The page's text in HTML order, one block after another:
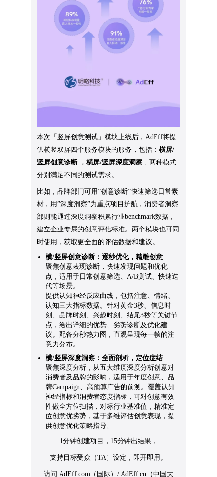
本次「竖屏创意测试」模块上线后，AdEff将提
供横竖双屏四个服务模块的服务，包括：横屏/
竖屏创意诊断 ，横屏/竖屏深度洞察 ，两种模式
分别满足不同的测试需求。
比如，品牌部门可用”创意诊断”快速筛选日常素
材，用”深度洞察”为重点项目护航，消费者洞察
部则能通过深度洞察积累行业benchmark数据，
建立企业专属的创意评估标准。两个模块也可同
时使用，获取更全面的评估数据和建议。
横/竖屏创意诊断：逐秒优化，精雕创意
聚焦创意表现诊断，快速发现问题和优化
点，适用于日常创意筛选、A/B测试、快速迭
代等场景。
提供认知神经反应曲线，包括注意、情绪、
认知三大指标数据。针对黄金3秒、信息时
刻、品牌时刻、兴趣时刻、结尾3秒等关键节
点，给出详细的优势、劣势诊断及优化建
议。配备分秒热力图，直观呈现每一帧的注
意力分布。
横/竖屏深度洞察：全面剖析，定位症结
聚焦深度分析，从五大维度深度分析创意对
消费者及品牌的影响，适用于年度创意、品
牌Campaign、高预算广告的前测。覆盖认知
神经指标和消费者态度指标，可对创意有效
性做全方位扫描，对标行业基准值，精准定
位创意优劣势，基于多维评估创意表现，提
供创意优化策略指导。
1分钟创建项目，15分钟出结果，
支持目标受众（TA）设定，即开即用。
访问 AdEff.com（国际）/ AdEff.cn（中国大